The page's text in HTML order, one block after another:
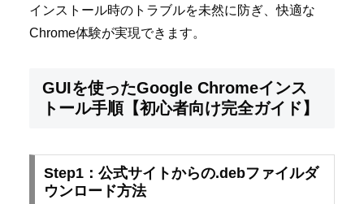
インストール時のトラブルを未然に防ぎ、快適な
Chrome体験が実現できます。
GUIを使ったGoogle Chromeインス
トール手順【初心者向け完全ガイド】
Step1：公式サイトからの.debファイルダ
ウンロード方法